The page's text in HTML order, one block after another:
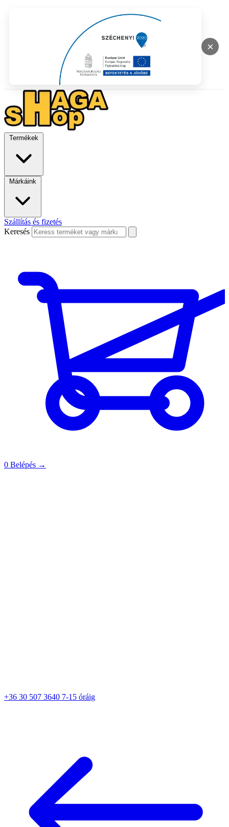
×
Termékek
Márkáink
Szállítás és fizetés
Keresés
0 Belépés →
+36 30 507 3640 7-15 óráig